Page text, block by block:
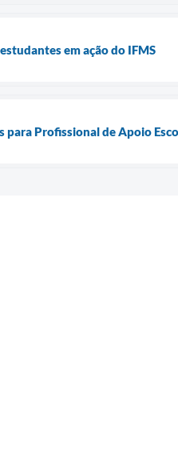
em ação do IFMS
para Profissional de Apoio